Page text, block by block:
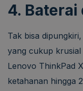
4. Baterai
Tak bisa
yang cukup krusial
Lenovo ThinkPad
ketahanan hingga